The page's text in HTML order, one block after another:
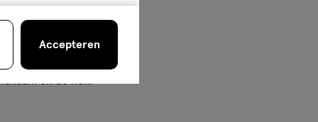
heeft nog ruim de
verder af.
de hormonen van
schommelen.
Accepteren